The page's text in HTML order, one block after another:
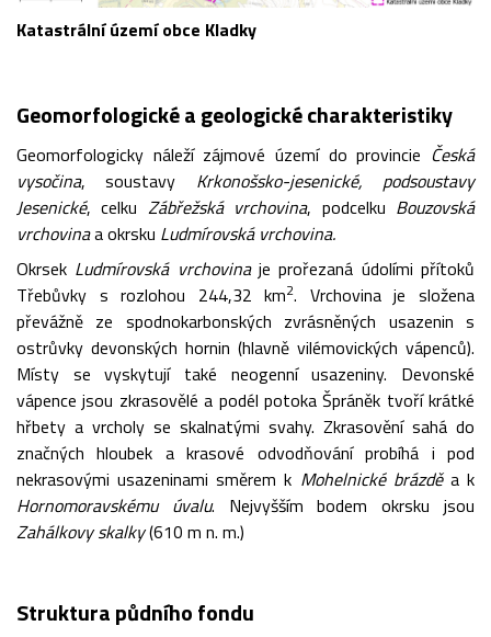
Katastrální území obce Kladky
Geomorfologické a geologické charakteristiky
Geomorfologicky náleží zájmové území do provincie Česká
vysočina, soustavy Krkonošsko-jesenické, podsoustavy
Jesenické, celku Zábřežská vrchovina, podcelku Bouzovská
vrchovinaa okrsku Ludmírovská vrchovina.
Okrsek Ludmírovská vrchovinaje prořezaná údolími přítoků
Třebůvky s rozlohou 244,32 km2. Vrchovina je složena
převážně ze spodnokarbonských zvrásněných usazenin s
ostrůvky devonských hornin (hlavně vilémovických vápenců).
Místy se vyskytují také neogenní usazeniny. Devonské
vápence jsou zkrasovělé a podél potoka Špráněk tvoří krátké
hřbety a vrcholy se skalnatými svahy. Zkrasovění sahá do
značných hloubek a krasové odvodňování probíhá i pod
nekrasovými usazeninami směrem k Mohelnické brázděa k
Hornomoravskému úvalu. Nejvyšším bodem okrsku jsou
Zahálkovy skalky(610 m n. m.)
Struktura půdního fondu